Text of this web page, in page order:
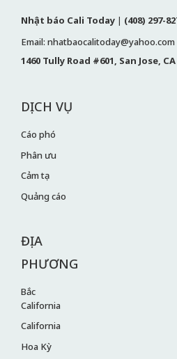
Nhật báo Cali Today | (408) 297-
Email: nhatbaocalitoday@yahoo.com
1460 Tully Road #601, San Jose, CA
DỊCH VỤ
Cáo phó
Phân ưu
Cảm tạ
Quảng cáo
ĐỊA
PHƯƠNG
Bắc
California
California
Hoa Kỳ